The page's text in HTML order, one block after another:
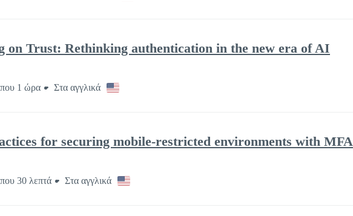
on Trust: Rethinking authentication in the new era of AI
1 ώρα Στα αγγλικά
for securing mobile-restricted environments with MFA
30 λεπτά Στα αγγλικά